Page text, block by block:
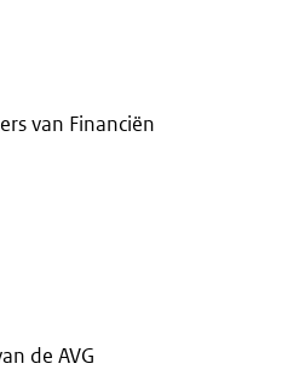
van Financiën
de AVG